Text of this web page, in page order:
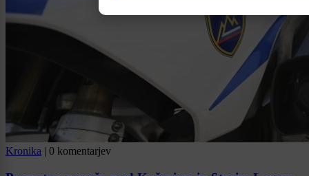
Kronika | 0 komentarjev